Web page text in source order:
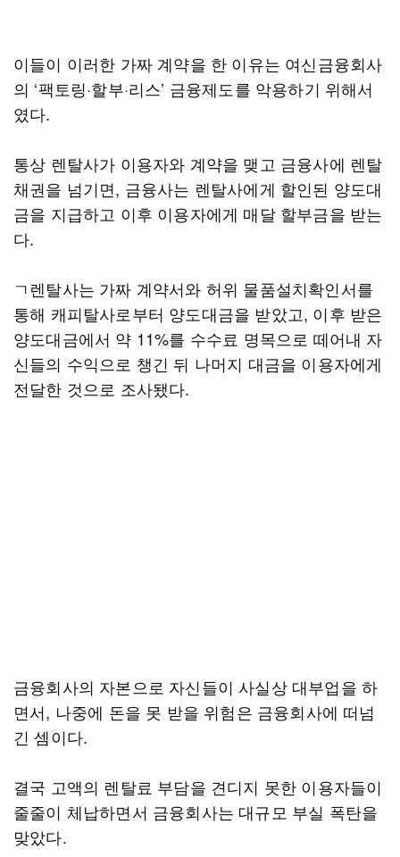
이들이 이러한 가짜 계약을 한 이유는 여신금융회사
의 ‘팩토링·할부·리스’ 금융제도를 악용하기 위해서
였다.
통상 렌탈사가 이용자와 계약을 맺고 금융사에 렌탈
채권을 넘기면, 금융사는 렌탈사에게 할인된 양도대
금을 지급하고 이후 이용자에게 매달 할부금을 받는
다.
ㄱ렌탈사는 가짜 계약서와 허위 물품설치확인서를
통해 캐피탈사로부터 양도대금을 받았고, 이후 받은
양도대금에서 약 11%를 수수료 명목으로 떼어내 자
신들의 수익으로 챙긴 뒤 나머지 대금을 이용자에게
전달한 것으로 조사됐다.
금융회사의 자본으로 자신들이 사실상 대부업을 하
면서, 나중에 돈을 못 받을 위험은 금융회사에 떠넘
긴 셈이다.
결국 고액의 렌탈료 부담을 견디지 못한 이용자들이
줄줄이 체납하면서 금융회사는 대규모 부실 폭탄을
맞았다.